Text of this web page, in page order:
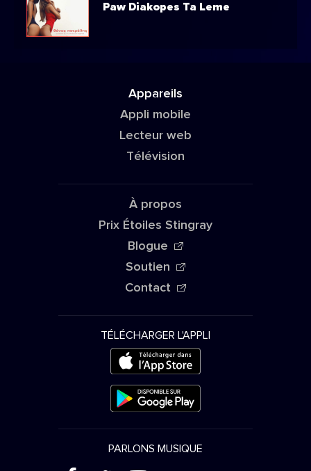
Paw Diakopes Ta Leme
Appareils
Appli mobile
Lecteur web
Télévision
À propos
Prix Étoiles Stingray
Blogue
Soutien
Contact
TÉLÉCHARGER L'APPLI
PARLONS MUSIQUE